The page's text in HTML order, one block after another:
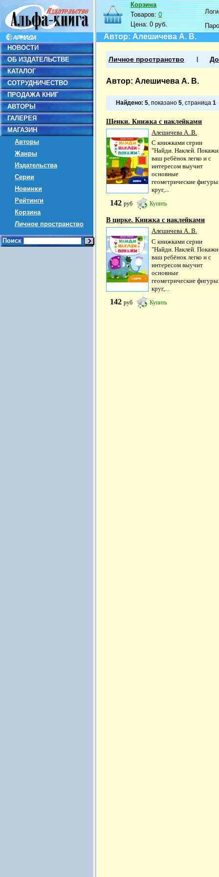
НОВОСТИ
ОБ ИЗДАТЕЛЬСТВЕ
КАТАЛОГ
СОТРУДНИЧЕСТВО
ПРОДАЖА КНИГ
АВТОРЫ
ГАЛЕРЕЯ
МАГАЗИН
Авторы
Жанры
Издательства
Серии
Новинки
Рейтинги
Корзина
Личное пространство
Поиск
Корзина
Товаров:0
Цена:0 руб.
Автор: Алешичева А. В.
Личное пространство
Автор: Алешичева А. В.
Найдено: 5, показано 5, страница 1
Щенки. Книжка с наклейками
Алешичева А. В.
С книжками серии
"Найди. Наклей.
ваш ребёнок легко и с
интересом выучит
основные
геометрические
круг,...
142 руб Купить
В цирке. Книжка с наклейками
Алешичева А. В.
С книжками серии
"Найди. Наклей.
ваш ребёнок легко и с
интересом выучит
основные
геометрические
круг,...
142 руб Купить